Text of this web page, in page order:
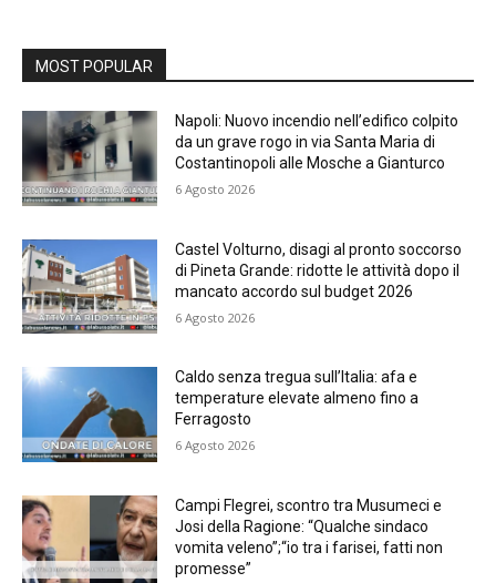
MOST POPULAR
Napoli: Nuovo incendio nell’edifico colpito
da un grave rogo in via Santa Maria di
Costantinopoli alle Mosche a Gianturco
6 Agosto 2026
Castel Volturno, disagi al pronto soccorso
di Pineta Grande: ridotte le attività dopo il
mancato accordo sul budget 2026
6 Agosto 2026
Caldo senza tregua sull’Italia: afa e
temperature elevate almeno fino a
Ferragosto
6 Agosto 2026
Campi Flegrei, scontro tra Musumeci e
Josi della Ragione: “Qualche sindaco
vomita veleno”;“io tra i farisei, fatti non
promesse”